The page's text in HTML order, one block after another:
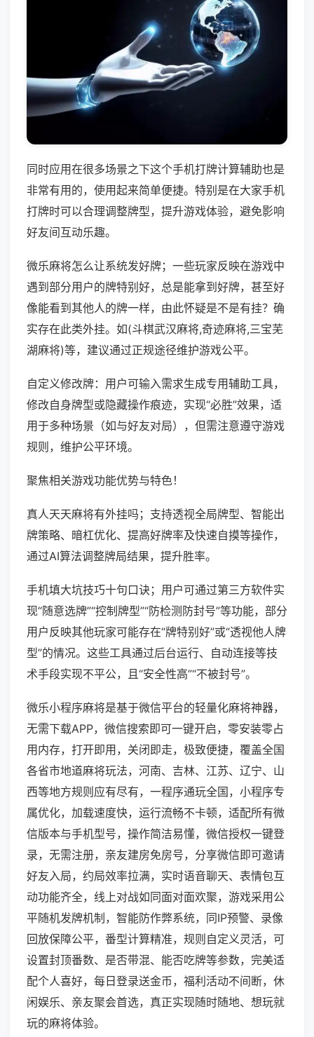
同时应用在很多场景之下这个手机打牌计算辅助也是
非常有用的，使用起来简单便捷。特别是在大家手机
打牌时可以合理调整牌型，提升游戏体验，避免影响
好友间互动乐趣。
微乐麻将怎么让系统发好牌；一些玩家反映在游戏中
遇到部分用户的牌特别好，总是能拿到好牌，甚至好
像能看到其他人的牌一样，由此怀疑是不是有挂？确
实存在此类外挂。如(斗棋武汉麻将,奇迹麻将,三宝芜
湖麻将)等，建议通过正规途径维护游戏公平。
自定义修改牌：用户可输入需求生成专用辅助工具，
修改自身牌型或隐藏操作痕迹，实现“必胜”效果，适
用于多种场景（如与好友对局），但需注意遵守游戏
规则，维护公平环境。
聚焦相关游戏功能优势与特色！
真人天天麻将有外挂吗；支持透视全局牌型、智能出
牌策略、暗杠优化、提高好牌率及快速自摸等操作，
通过AI算法调整牌局结果，提升胜率。
手机填大坑技巧十句口诀；用户可通过第三方软件实
现“随意选牌”“控制牌型”“防检测防封号”等功能，部分
用户反映其他玩家可能存在“牌特别好”或“透视他人牌
型”的情况。这些工具通过后台运行、自动连接等技
术手段实现不平公，且“安全性高”“不被封号”。
微乐小程序麻将是基于微信平台的轻量化麻将神器，
无需下载APP，微信搜索即可一键开启，零安装零占
用内存，打开即用，关闭即走，极致便捷，覆盖全国
各省市地道麻将玩法，河南、吉林、江苏、辽宁、山
西等地方规则应有尽有，一程序通玩全国，小程序专
属优化，加载速度快，运行流畅不卡顿，适配所有微
信版本与手机型号，操作简洁易懂，微信授权一键登
录，无需注册，亲友建房免房号，分享微信即可邀请
好友入局，约局效率拉满，实时语音聊天、表情包互
动功能齐全，线上对战如同面对面欢聚，游戏采用公
平随机发牌机制，智能防作弊系统，同IP预警、录像
回放保障公平，番型计算精准，规则自定义灵活，可
设置封顶番数、是否带混、能否吃牌等参数，完美适
配个人喜好，每日登录送金币，福利活动不间断，休
闲娱乐、亲友聚会首选，真正实现随时随地、想玩就
玩的麻将体验。